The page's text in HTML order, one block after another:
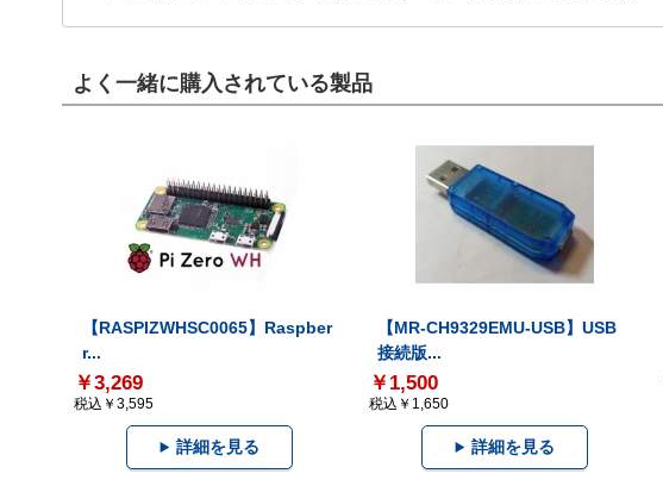
よく一緒に購入されている製品
【RASPIZWHSC0065】Raspber
r...
￥3,269
税込￥3,595
詳細を見る
【MR-CH9329EMU-USB】USB
接続版...
￥1,500
税込￥1,650
詳細を見る